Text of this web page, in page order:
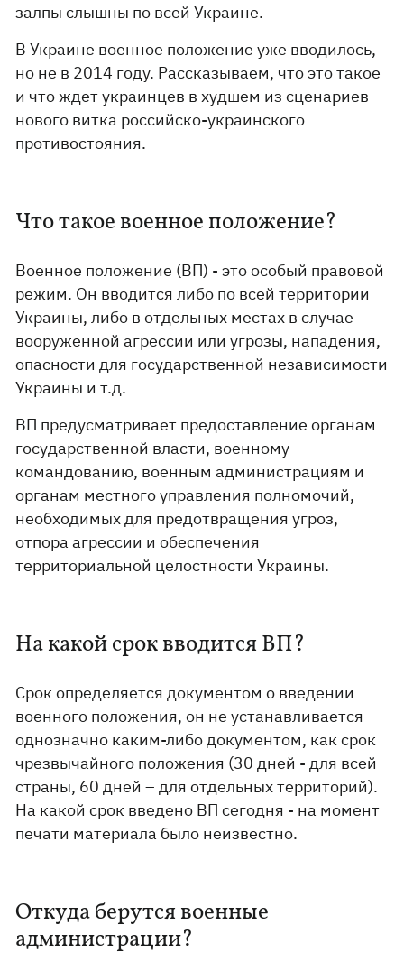
залпы слышны по всей Украине.
В Украине военное положение уже вводилось,
но не в 2014 году. Рассказываем, что это такое
и что ждет украинцев в худшем из сценариев
нового витка российско-украинского
противостояния.
Что такое военное положение?
Военное положение (ВП) - это особый правовой
режим. Он вводится либо по всей территории
Украины, либо в отдельных местах в случае
вооруженной агрессии или угрозы, нападения,
опасности для государственной независимости
Украины и т.д.
ВП предусматривает предоставление органам
государственной власти, военному
командованию, военным администрациям и
органам местного управления полномочий,
необходимых для предотвращения угроз,
отпора агрессии и обеспечения
территориальной целостности Украины.
На какой срок вводится ВП?
Срок определяется документом о введении
военного положения, он не устанавливается
однозначно каким-либо документом, как срок
чрезвычайного положения (30 дней - для всей
страны, 60 дней – для отдельных территорий).
На какой срок введено ВП сегодня - на момент
печати материала было неизвестно.
Откуда берутся военные
администрации?